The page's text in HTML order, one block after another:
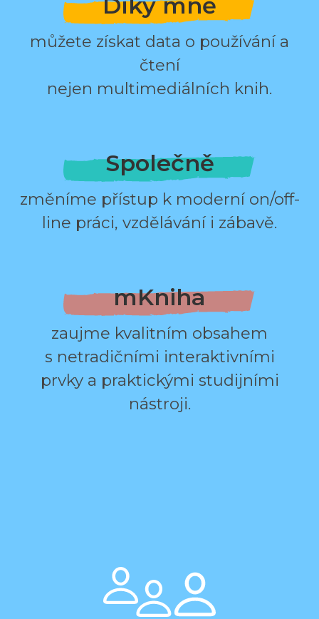
můžete získat data o používání a
čtení
nejen multimediálních knih.
Společně
změníme přístup k moderní on/off-
line práci, vzdělávání i zábavě.
mKniha
zaujme kvalitním obsahem
s netradičními interaktivními
prvky a praktickými studijními
nástroji.